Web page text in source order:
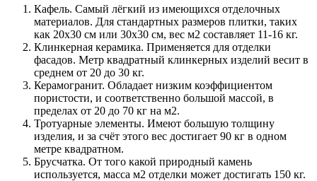
Кафель. Самый лёгкий из имеющихся отделочных
материалов. Для стандартных размеров плитки, таких
как 20х30 см или 30х30 см, вес м2 составляет 11-16 кг.
Клинкерная керамика. Применяется для отделки
фасадов. Метр квадратный клинкерных изделий весит в
среднем от 20 до 30 кг.
Керамогранит. Обладает низким коэффициентом
пористости, и соответственно большой массой, в
пределах от 20 до 70 кг на м2.
Тротуарные элементы. Имеют большую толщину
изделия, и за счёт этого вес достигает 90 кг в одном
метре квадратном.
Брусчатка. От того какой природный камень
используется, масса м2 отделки может достигать 150 кг.